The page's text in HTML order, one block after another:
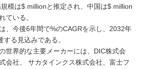
模は$ millionと推定され、中国は$ million
ている。
、今後6年間で%のCAGRを示し、2032年
する見込みである。
世界的な主要メーカーには、DIC株式会
会社、 サカタインクス株式会社、富士フ